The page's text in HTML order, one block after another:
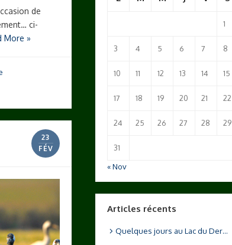
de
ci-
More »
23
FÉV
1
3 4 5 6 7 8
10 11 12 13 14 15
17 18 19 20 21 22
24 25 26 27 28 29
31
« Nov
Articles récents
Quelques jours au Lac du Der…